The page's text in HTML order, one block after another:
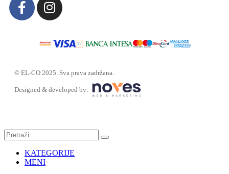
© EL-CO 2025. Sva prava zadržana.
Designed & developed by:
KATEGORIJE
MENI